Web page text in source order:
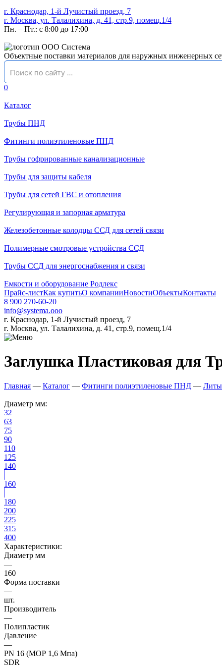
г. Краснодар, 1-й Лучистый проезд, 7
г. Москва, ул. Талалихина, д. 41, стр.9, помещ.1/4
Пн. – Пт.: с 8:00 до 17:00
Объектные поставки материалов для наружных инженерных
0
Каталог
Трубы ПНД
Фитинги полиэтиленовые ПНД
Трубы гофрированные канализационные
Трубы для защиты кабеля
Трубы для сетей ГВС и отопления
Регулирующая и запорная арматура
Железобетонные колодцы ССД для сетей связи
Полимерные смотровые устройства ССД
Трубы ССД для энергоснабжения и связи
Емкости и оборудование Родлекс
Прайс-листКак купитьО компанииНовостиОбъектыКонтакты
8 900 270-60-20
info@systema.ooo
г. Краснодар, 1-й Лучистый проезд, 7
г. Москва, ул. Талалихина, д. 41, стр.9, помещ.1/4
Заглушка Пластиковая для
Главная — Каталог — Фитинги полиэтиленовые ПНД —
Диаметр мм:
32
63
75
90
110
125
140
160
180
200
225
315
400
Характеристики:
Диаметр мм
—
160
Форма поставки
—
шт.
Производитель
—
Полипластик
Давление
—
PN 16 (МОР 1,6 Мпа)
SDR